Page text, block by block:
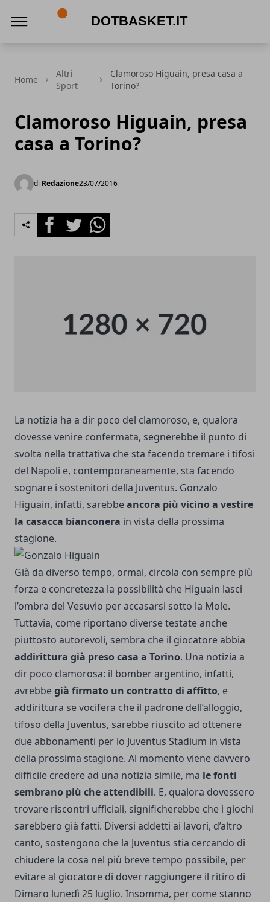
Home
Altri
Sport
Clamoroso Higuain, presa casa a
Torino?
Clamoroso Higuain, presa
casa a Torino?
di Redazione23/07/2016
FacebookTwitterWhatsapp
La notizia ha a dir poco del clamoroso, e, qualora
dovesse venire confermata, segnerebbe il punto di
svolta nella trattativa che sta facendo tremare i tifosi
del Napoli e, contemporaneamente, sta facendo
sognare i sostenitori della Juventus. Gonzalo
Higuain, infatti, sarebbeancora più vicino a vestire
la casacca bianconera in vista della prossima
stagione.
Già da diverso tempo, ormai, circola con sempre più
forza e concretezza la possibilità che Higuain lasci
l’ombra del Vesuvio per accasarsi sotto la Mole.
Tuttavia, come riportano diverse testate anche
piuttosto autorevoli, sembra che il giocatore abbia
addirittura già preso casa a Torino. Una notizia a
dir poco clamorosa: il bomber argentino, infatti,
avrebbegià firmato un contratto di affitto, e
addirittura se vocifera che il padrone dell’alloggio,
tifoso della Juventus, sarebbe riuscito ad ottenere
due abbonamenti per lo Juventus Stadium in vista
della prossima stagione. Al momento viene davvero
difficile credere ad una notizia simile, ma le fonti
sembrano più che attendibili. E, qualora dovessero
trovare riscontri ufficiali, significherebbe che i giochi
sarebbero già fatti. Diversi addetti ai lavori, d’altro
canto, sostengono che la Juventus stia cercando di
chiudere la cosa nel più breve tempo possibile, per
evitare al giocatore di dover raggiungere il ritiro di
Dimaro lunedì 25 luglio. Insomma, per come stanno